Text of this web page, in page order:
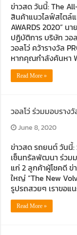
ข่าวสด วันนี้: The
สินค้าแนวไลฟ์สไตล์แ
AWARDS 2020” น
ปฏิบัติการ บริษัท วอ
วอลโว่ คว้ารางวัล
หากคุณกำลังค้นหา
Read More »
วอลโว่ ร่วมมอบราง
June 8, 2020
ข่าวสด รถยนต์ วันนี้:
เซ็นทรัลพัฒนา ร่วม
แก่ 2 ลูกค้าผู้โชคดี ข่
ใหญ่ “The New
รูปรถสวยๆ เราขอแ
Read More »